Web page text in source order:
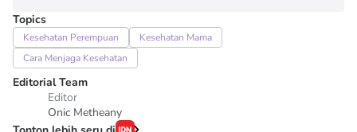
Topics
Kesehatan Perempuan
Kesehatan Mama
Cara Menjaga Kesehatan
Editorial Team
Editor
Onic Metheany